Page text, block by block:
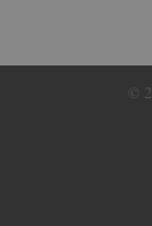
©